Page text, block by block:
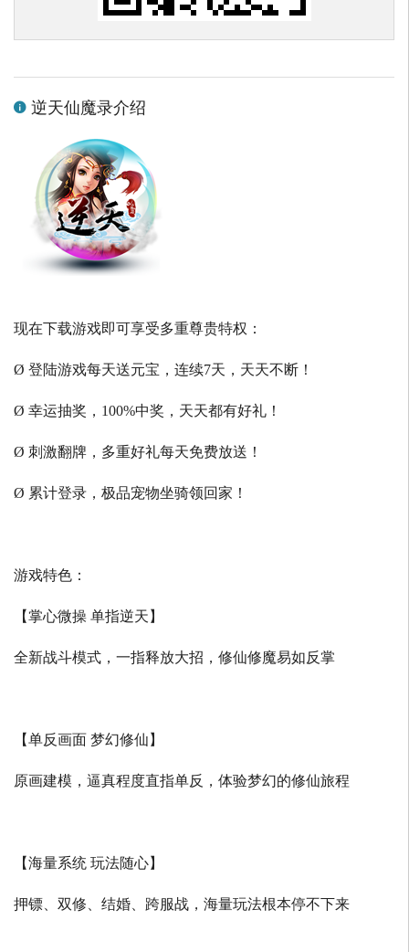
逆天仙魔录介绍
现在下载游戏即可享受多重尊贵特权：
Ø 登陆游戏每天送元宝，连续7天，天天不断！
Ø 幸运抽奖，100%中奖，天天都有好礼！
Ø 刺激翻牌，多重好礼每天免费放送！
Ø 累计登录，极品宠物坐骑领回家！
游戏特色：
【掌心微操 单指逆天】
全新战斗模式，一指释放大招，修仙修魔易如反掌
【单反画面 梦幻修仙】
原画建模，逼真程度直指单反，体验梦幻的修仙旅程
【海量系统 玩法随心】
押镖、双修、结婚、跨服战，海量玩法根本停不下来